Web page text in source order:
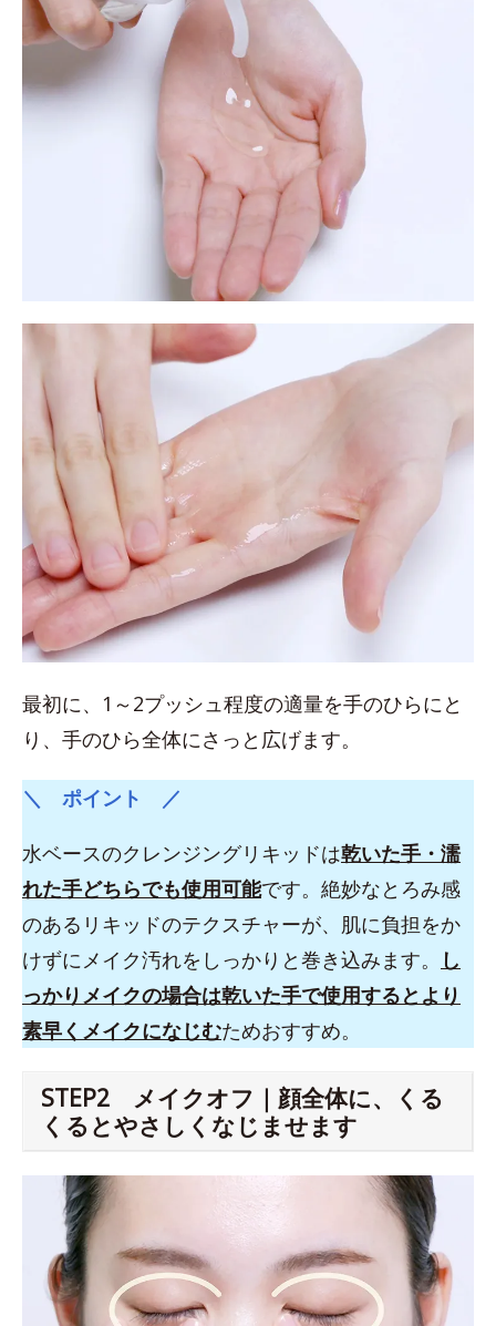
最初に、1～2プッシュ程度の適量を手のひらにと
り、手のひら全体にさっと広げます。
＼ ポイント ／
水ベースのクレンジングリキッドは乾いた手・濡
れた手どちらでも使用可能です。絶妙なとろみ感
のあるリキッドのテクスチャーが、肌に負担をか
けずにメイク汚れをしっかりと巻き込みます。
し
っかりメイクの場合は乾いた手で使用するとより
素早くメイクになじむためおすすめ。
STEP2 メイクオフ｜顔全体に、くる
くるとやさしくなじませます